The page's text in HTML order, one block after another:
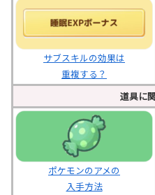
サブスキルの効果は
重複する？
道具に
ポケモンのアメの
入手方法